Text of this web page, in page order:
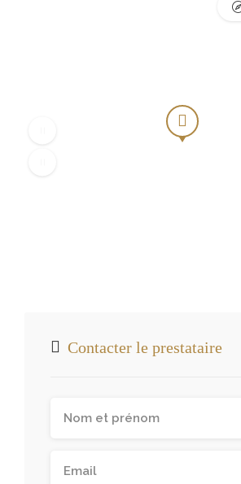
Contacter le prestataire